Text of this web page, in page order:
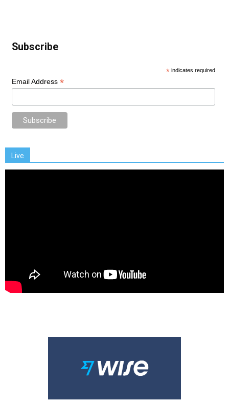
Subscribe
* indicates required
Email Address *
Live